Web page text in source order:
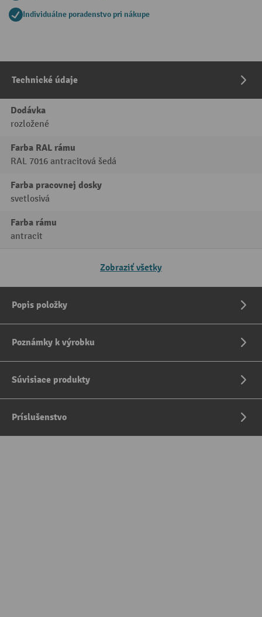
Individuálne poradenstvo pri nákupe
Technické údaje
Dodávka
rozložené
Farba RAL rámu
RAL 7016 antracitová šedá
Farba pracovnej dosky
svetlosivá
Farba rámu
antracit
Zobraziť všetky
Popis položky
Poznámky k výrobku
Súvisiace produkty
Príslušenstvo